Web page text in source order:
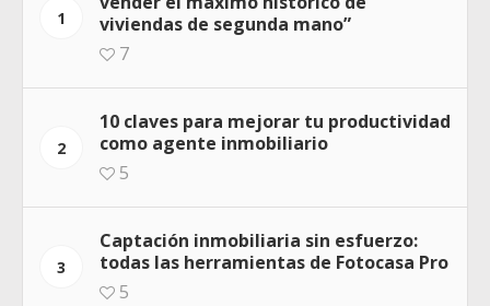
1
viviendas de segunda mano”
7
2
10 claves para mejorar tu productividad
como agente inmobiliario
5
3
Captación inmobiliaria sin esfuerzo:
todas las herramientas de Fotocasa Pro
5